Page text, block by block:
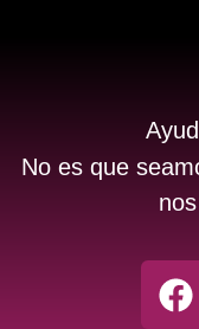
No es que